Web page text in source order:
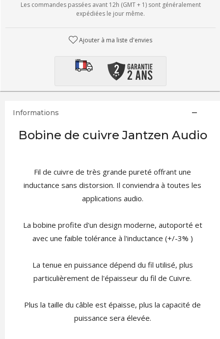
Les commandes passées avant 12h (GMT + 1) sont généralement
expédiées le jour même.
Ajouter à ma liste d'envies
Informations
Bobine de cuivre Jantzen Audio
Fil de cuivre de très grande pureté offrant une
inductance sans distorsion. Il conviendra à toutes les
applications audio.
La bobine profite d'un design moderne, autoporté et
avec une faible tolérance à l'inductance (+/-3% )
La tenue en puissance dépend du fil utilisé, plus
particulièrement de l'épaisseur du fil de Cuivre.
Plus la taille du câble est épaisse, plus la capacité de
puissance sera élevée.